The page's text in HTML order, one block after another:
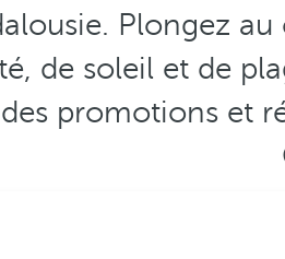
Plongez
de soleil et de
promotions et